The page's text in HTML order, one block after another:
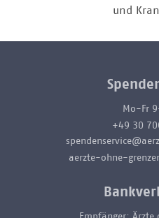
und
Mo-Fr
+49 30
aerzte-ohne-